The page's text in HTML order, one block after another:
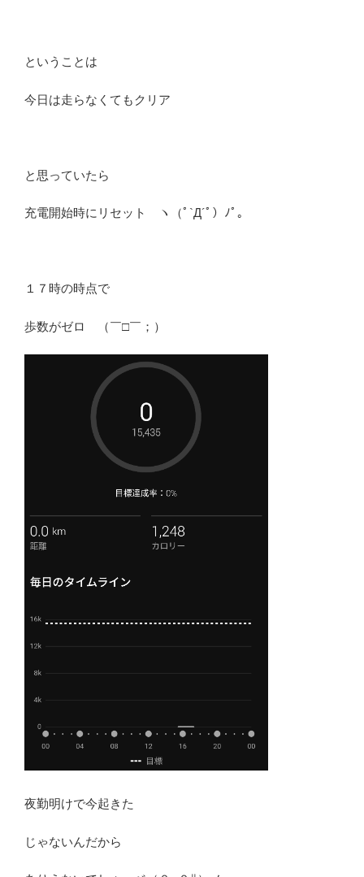
ということは
今日は走らなくてもクリア
と思っていたら
充電開始時にリセット ヽ（ﾟ`Д´ﾟ）ﾉﾟ｡
１７時の時点で
歩数がゼロ （￣□￣；）
夜勤明けで今起きた
じゃないんだから